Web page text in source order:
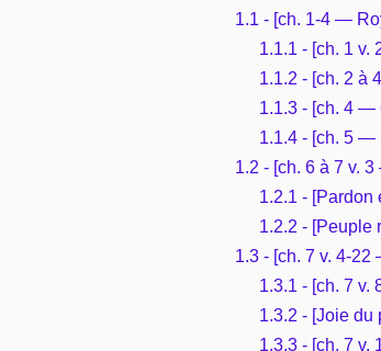
1.1 - [ch. 1-4 —
1.1.1 - [ch. 1 v.
1.1.2 - [ch. 2 à
1.1.3 - [ch. 4 —
1.1.4 - [ch. 5 —
1.2 - [ch. 6 à 7 v.
1.2.1 - [Pardon
1.2.2 - [Peuple
1.3 - [ch. 7 v. 4-
1.3.1 - [ch. 7
1.3.2 - [Joie du
1.3.3 - [ch. 7